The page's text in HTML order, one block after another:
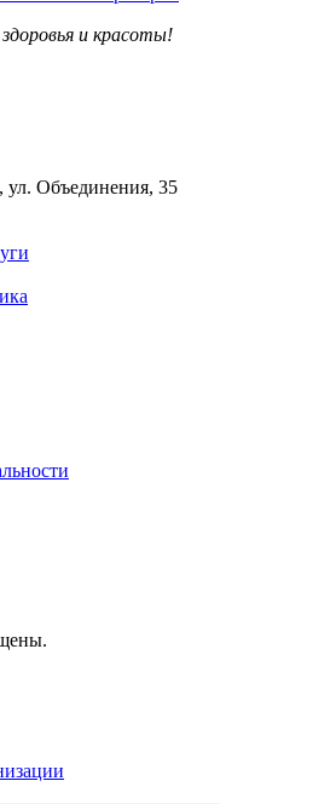
и красоты!
ул. Объединения, 35